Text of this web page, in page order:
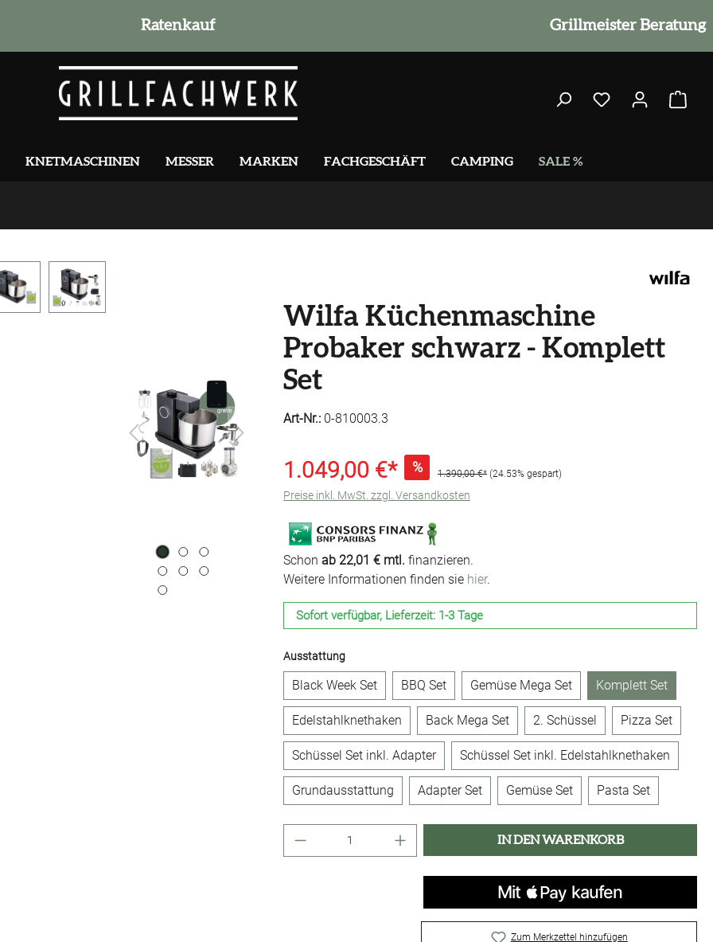
Ratenkauf Grillmeister Beratung
KNETMASCHINEN MESSER MARKEN FACHGESCHÄFT CAMPING SALE %
Wilfa Küchenmaschine
Probaker schwarz - Komplett
Set
Art-Nr.: 0-810003.3
1.049,00 €* % 1.390,00 €* (24.53% gespart)
Preise inkl. MwSt. zzgl. Versandkosten
Schon ab 22,01 € mtl. finanzieren.
Weitere Informationen finden sie hier.
Sofort verfügbar, Lieferzeit: 1-3 Tage
Ausstattungauswählen
Black Week Set BBQ Set Gemüse Mega Set Komplett Set
Edelstahlknethaken Back Mega Set 2. Schüssel Pizza Set
Schüssel Set inkl. Adapter Schüssel Set inkl. Edelstahlknethaken
Grundausstattung Adapter Set Gemüse Set Pasta Set
Produkt Anzahl: Gib den gewünschten Wert ein
IN DEN WARENKORB
Zum Merkzettel hinzufügen